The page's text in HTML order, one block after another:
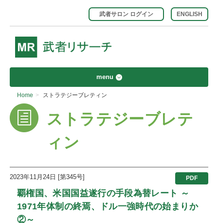
ENGLISH
武者サロン ログイン
menu
Home > ストラテジーブレティン
ストラテジーブレテ
ィン
PDF
2023年11月24日 [第345号]
覇権国、米国国益遂行の手段為替レート ～
1971年体制の終焉、ドル一強時代の始まりか
②～